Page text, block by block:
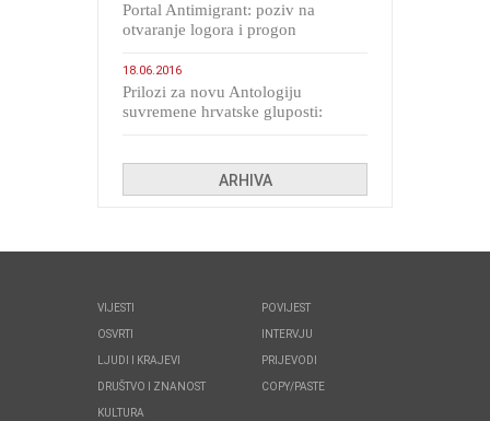
Portal Antimigrant: poziv na
otvaranje logora i progon
18.06.2016
Prilozi za novu Antologiju
suvremene hrvatske gluposti:
ARHIVA
VIJESTI
OSVRTI
LJUDI I KRAJEVI
DRUŠTVO I ZNANOST
KULTURA
POVIJEST
INTERVJU
PRIJEVODI
COPY/PASTE